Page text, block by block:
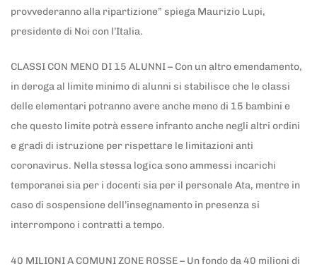
provvederanno alla ripartizione” spiega Maurizio Lupi,
presidente di Noi con l’Italia.
CLASSI CON MENO DI 15 ALUNNI – Con un altro emendamento,
in deroga al limite minimo di alunni si stabilisce che le classi
delle elementari potranno avere anche meno di 15 bambini e
che questo limite potrà essere infranto anche negli altri ordini
e gradi di istruzione per rispettare le limitazioni anti
coronavirus. Nella stessa logica sono ammessi incarichi
temporanei sia per i docenti sia per il personale Ata, mentre in
caso di sospensione dell’insegnamento in presenza si
interrompono i contratti a tempo.
40 MILIONI A COMUNI ZONE ROSSE – Un fondo da 40 milioni di